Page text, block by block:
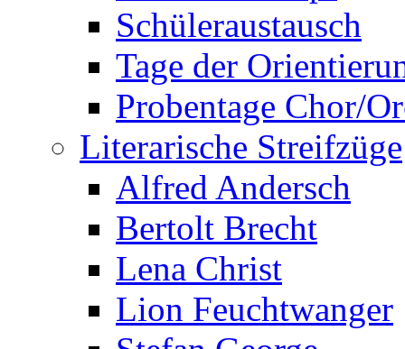
Schüleraustausch
Tage der
Probentage Chor/
Literarische Streifzüge
Alfred Andersch
Bertolt Brecht
Lena Christ
Lion Feuchtwanger